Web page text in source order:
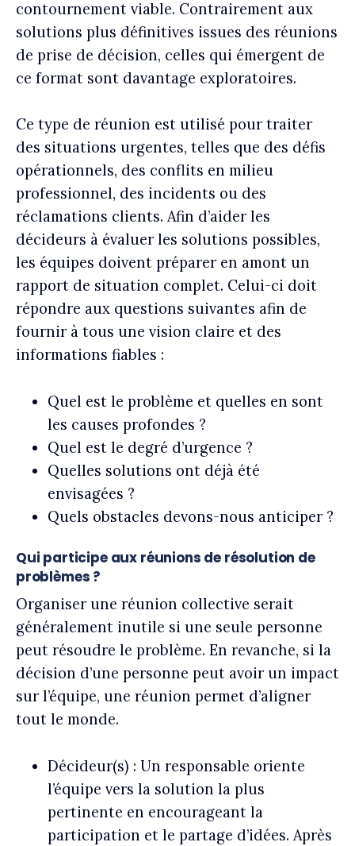
contournement viable. Contrairement aux
solutions plus définitives issues des réunions
de prise de décision, celles qui émergent de
ce format sont davantage exploratoires.
Ce type de réunion est utilisé pour traiter
des situations urgentes, telles que des défis
opérationnels, des conflits en milieu
professionnel, des incidents ou des
réclamations clients. Afin d’aider les
décideurs à évaluer les solutions possibles,
les équipes doivent préparer en amont un
rapport de situation complet. Celui-ci doit
répondre aux questions suivantes afin de
fournir à tous une vision claire et des
informations fiables :
Quel est le problème et quelles en sont
les causes profondes ?
Quel est le degré d’urgence ?
Quelles solutions ont déjà été
envisagées ?
Quels obstacles devons-nous anticiper ?
Qui participe aux réunions de résolution de
problèmes ?
Organiser une réunion collective serait
généralement inutile si une seule personne
peut résoudre le problème. En revanche, si la
décision d’une personne peut avoir un impact
sur l’équipe, une réunion permet d’aligner
tout le monde.
Décideur(s) : Un responsable oriente
l’équipe vers la solution la plus
pertinente en encourageant la
participation et le partage d’idées. Après